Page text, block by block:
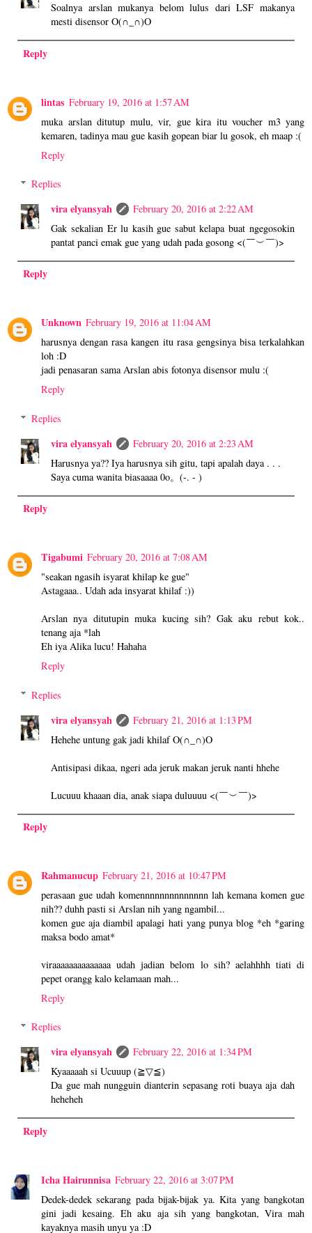
Soalnya arslan mukanya belom lulus dari LSF makanya
mesti disensor O(∩_∩)O
Reply
lintas February 19, 2016 at 1:57 AM
muka arslan ditutup mulu, vir, gue kira itu voucher m3 yang
kemaren, tadinya mau gue kasih gopean biar lu gosok, eh maap :(
Reply
Replies
vira elyansyah
February 20, 2016 at 2:22 AM
Gak sekalian Er lu kasih gue sabut kelapa buat ngegosokin
pantat panci emak gue yang udah pada gosong <(￣︶￣)>
Reply
Unknown February 19, 2016 at 11:04 AM
harusnya dengan rasa kangen itu rasa gengsinya bisa terkalahkan
loh :D
jadi penasaran sama Arslan abis fotonya disensor mulu :(
Reply
Replies
vira elyansyah
February 20, 2016 at 2:23 AM
Harusnya ya?? Iya harusnya sih gitu, tapi apalah daya . . .
Saya cuma wanita biasaaaa 0o。(-. - )
Reply
Tigabumi February 20, 2016 at 7:08 AM
"seakan ngasih isyarat khilap ke gue"
Astagaaa.. Udah ada insyarat khilaf :))
Arslan nya ditutupin muka kucing sih? Gak aku rebut kok..
tenang aja *lah
Eh iya Alika lucu! Hahaha
Reply
Replies
vira elyansyah
February 21, 2016 at 1:13 PM
Hehehe untung gak jadi khilaf O(∩_∩)O
Antisipasi dikaa, ngeri ada jeruk makan jeruk nanti hhehe
Lucuuu khaaan dia, anak siapa duluuuu <(￣︶￣)>
Reply
Rahmanucup February 21, 2016 at 10:47 PM
perasaan gue udah komennnnnnnnnnnnnn lah kemana komen gue
nih?? duhh pasti si Arslan nih yang ngambil...
komen gue aja diambil apalagi hati yang punya blog *eh *garing
maksa bodo amat*
viraaaaaaaaaaaaaa udah jadian belom lo sih? aelahhhh tiati di
pepet orangg kalo kelamaan mah...
Reply
Replies
vira elyansyah
February 22, 2016 at 1:34 PM
Kyaaaaah si Ucuuup (≧▽≦)
Da gue mah nungguin dianterin sepasang roti buaya aja dah
heheheh
Reply
Icha Hairunnisa February 22, 2016 at 3:07 PM
Dedek-dedek sekarang pada bijak-bijak ya. Kita yang bangkotan
gini jadi kesaing. Eh aku aja sih yang bangkotan, Vira mah
kayaknya masih unyu ya :D